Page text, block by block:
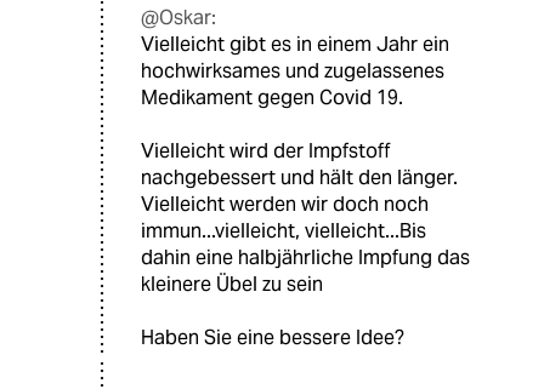
@Oskar:
Vielleicht gibt es in einem Jahr ein
hochwirksames und zugelassenes
Medikament gegen Covid 19.
Vielleicht wird der Impfstoff
nachgebessert und hält den länger.
Vielleicht werden wir doch noch
immun...vielleicht, vielleicht...Bis
dahin eine halbjährliche Impfung das
kleinere Übel zu sein
Haben Sie eine bessere Idee?